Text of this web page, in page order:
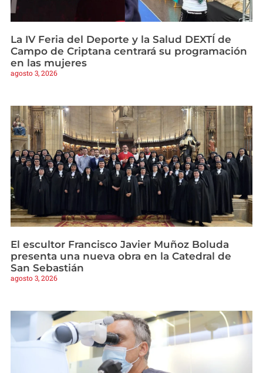
La IV Feria del Deporte y la Salud DEXTÍ de
Campo de Criptana centrará su programación
en las mujeres
agosto 3, 2026
El escultor Francisco Javier Muñoz Boluda
presenta una nueva obra en la Catedral de
San Sebastián
agosto 3, 2026